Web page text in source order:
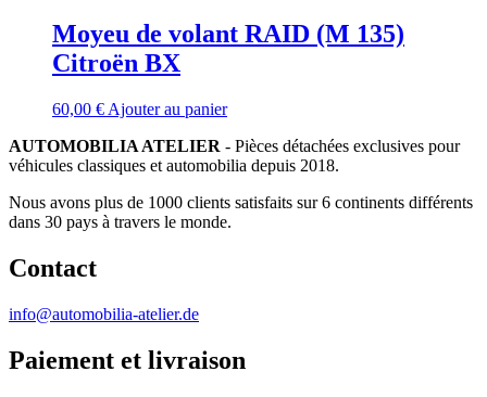
Moyeu de volant RAID (M 135)
Citroën BX
60,00 € Ajouter au panier
AUTOMOBILIA ATELIER - Pièces détachées exclusives pour
véhicules classiques et automobilia depuis 2018.
Nous avons plus de 1000 clients satisfaits sur 6 continents différents
dans 30 pays à travers le monde.
Contact
info@automobilia-atelier.de
Paiement et livraison